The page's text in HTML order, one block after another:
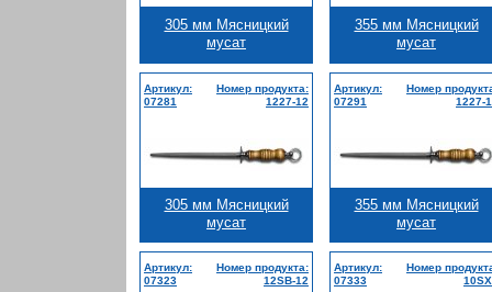
305 мм Мясницкий
мусат
355 мм Мясницкий
мусат
Артикул:
07281
Номер продукта:
1227-12
305 мм Мясницкий
мусат
Артикул:
07291
Номер
1227-
355 мм Мясницкий
мусат
Артикул:
07323
Номер продукта:
12SB-12
Артикул:
07333
Номер